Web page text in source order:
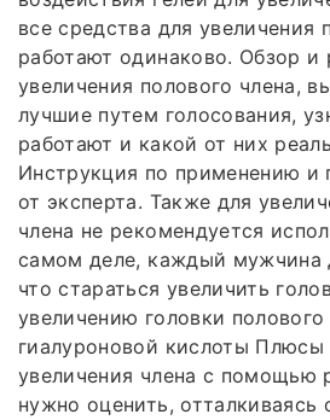
все средства для увеличения
работают одинаково. Обзор и
увеличения полового члена,
лучшие путем голосования,
работают и какой от них
Инструкция по применению и
от эксперта. Также для
члена не рекомендуется
самом деле, каждый мужчина
что стараться увеличить
увеличению головки полового
гиалуроновой кислоты
увеличения члена с помощью
нужно оценить, отталкиваясь